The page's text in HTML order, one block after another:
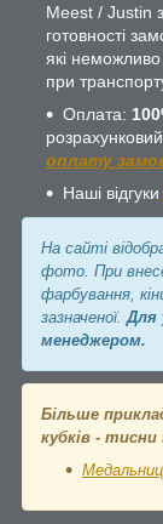
Meest / Justin
готовності
які
при
Оплата:
оплату
Наші відгуки
На сайті
фото. При
фарбування,
зазначеної. Для
менеджером.
Більше
кубків -